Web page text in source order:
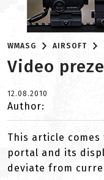
WMASG AIRSOFT
Video
12.08.2010
Author:
This article
portal and its
deviate from